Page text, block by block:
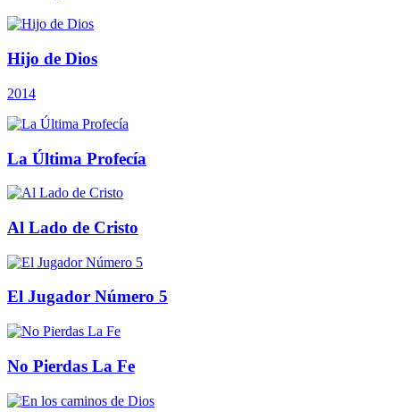
Hijo de Dios
2014
La Última Profecía
Al Lado de Cristo
El Jugador Número 5
No Pierdas La Fe